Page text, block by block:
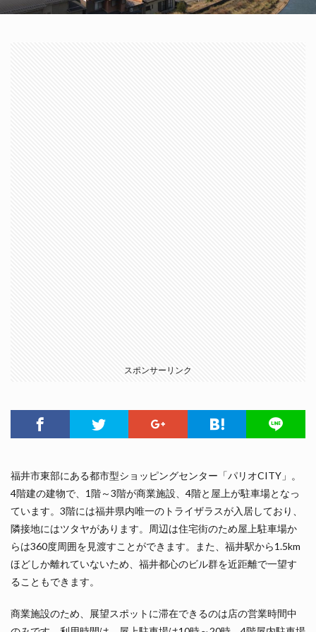
スポンサーリンク
福井市東部にある都市型ショッピングセンター「パリオCITY」。
4階建の建物で、1階～3階が商業施設、4階と屋上が駐車場となっ
ています。3階には福井県内唯一のトライザラスが入居しており、
隣接地にはツタヤがあります。周辺は住宅街のため屋上駐車場か
らは360度周囲を見渡すことができます。また、福井駅から1.5km
ほどしか離れていないため、福井都心のビル群を近距離で一望す
ることもできます。
商業施設のため、展望スポットに滞在できるのは店の営業時間中